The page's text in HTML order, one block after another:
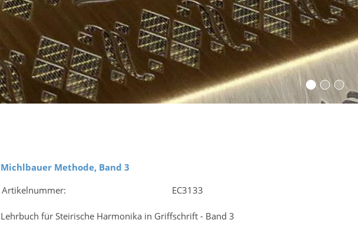
Michlbauer Methode, Band 3
Artikelnummer:
EC3133
Lehrbuch für Steirische Harmonika in Griffschrift - Band 3